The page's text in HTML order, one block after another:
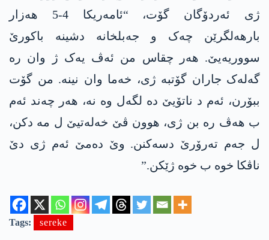
ژی ئەردۆگان گۆت، “ئامەریکا 4-5 ھەزار
بارهەلگرێن چەک و جەبلخانە دشینە باکورێ
سووریەیێ. ھەر چقاس من ئەڤ یەک ژ وان رە
گەلەک جاران گۆتبە ژی، خەما وان نینە. من گۆت
ببۆرن، ئەم د ناتۆیێ دە لگەل وە نە، ھەر چەند ئەم
ب ھەڤ رە بن ژی، ھوون ڤێ خەلەتیێ ل مە دکن،
ل جەم تەرۆرێ دسەکنن. وێ دەمێ ئەم ژی دێ
ناڤکا خوە ب خوە ژێکن.”
Tags: sereke